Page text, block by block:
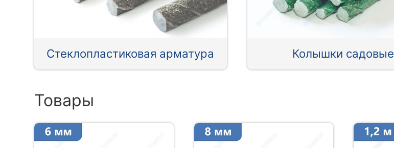
Стеклопластиковая арматура Колышки садовые
Товары